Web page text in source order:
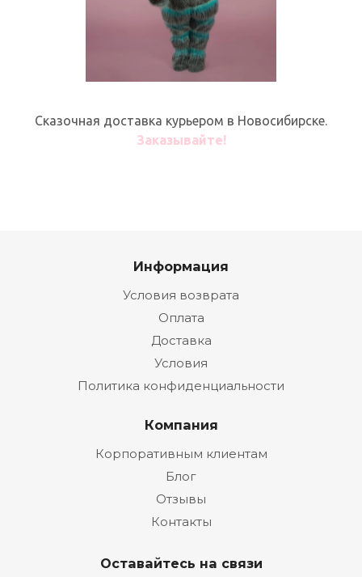
Сказочная доставка курьером в Новосибирске.
Заказывайте!
Информация
Условия возврата
Оплата
Доставка
Условия
Политика конфиденциальности
Компания
Корпоративным клиентам
Блог
Отзывы
Контакты
Оставайтесь на связи